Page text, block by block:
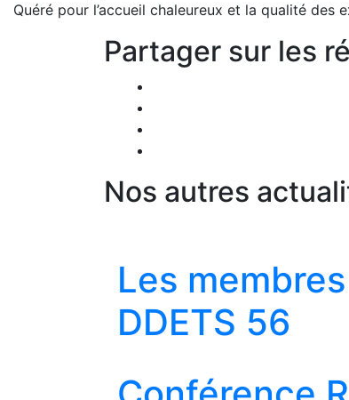
Quéré pour l’accueil chaleureux et la qualité des
Partager sur les
Nos autres
Les
DDETS 56